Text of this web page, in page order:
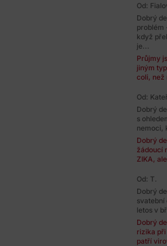
Od:
Dobrý
problém
když
je...
Průjmy
jiným
coli, než
Od:
Dobrý
s
nemoci,
Dobrý
žádoucí
ZIKA,
Od: T.
Dobrý
svatební
letos v
Dobrý
rizika při
patří